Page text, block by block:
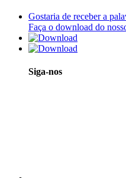
Gostaria de receber a
Faça o download do
Siga-nos